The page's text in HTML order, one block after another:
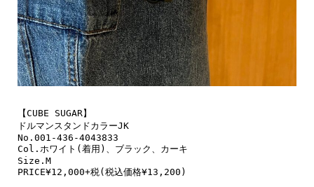
【CUBE SUGAR】
ドルマンスタンドカラーJK
No.001-436-4043833
Col.ホワイト(着用)、ブラック、カーキ
Size.M
PRICE¥12,000+税(税込価格¥13,200)